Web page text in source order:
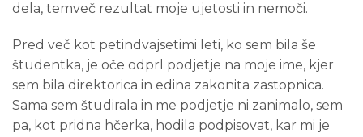
dela, temveč rezultat moje ujetosti in nemoči.
Pred več kot petindvajsetimi leti, ko sem bila še
študentka, je oče odprl podjetje na moje ime, kjer
sem bila direktorica in edina zakonita zastopnica.
Sama sem študirala in me podjetje ni zanimalo, sem
pa, kot pridna hčerka, hodila podpisovat, kar mi je